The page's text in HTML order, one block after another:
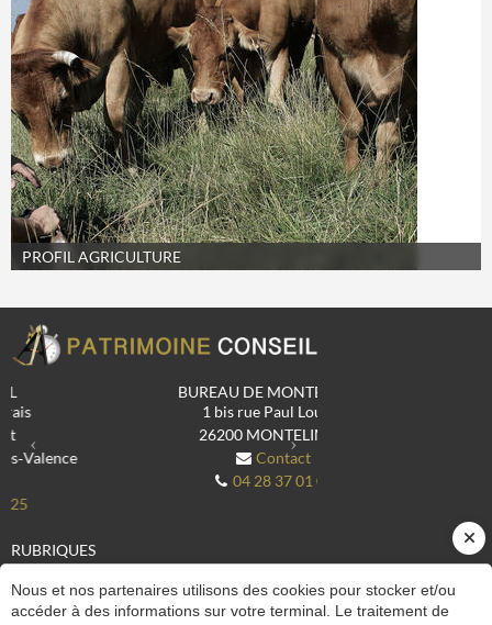
PROFIL AGRICULTURE
BUREAU DE MONTÉLIMAR
1 bis rue Paul Loubet
MONTELIMAR
04 28 37 01 08
Next
Le cabinet
Actualités
Nous et nos partenaires utilisons des cookies pour stocker et/ou
accéder à des informations sur votre terminal. Le traitement de